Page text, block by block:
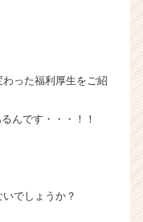
った福利厚生をご紹
んです・・・！！
でしょうか？